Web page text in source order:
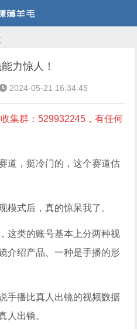
力惊人！
2024-05-21 16:34:45
集群：529932245，有任何
道，挺冷门的，这个赛道估
模式后，真的惊呆我了。
这类的账号基本上分两种视
介绍产品、一种是手播的形
手播比真人出镜的视频数据
人出镜。